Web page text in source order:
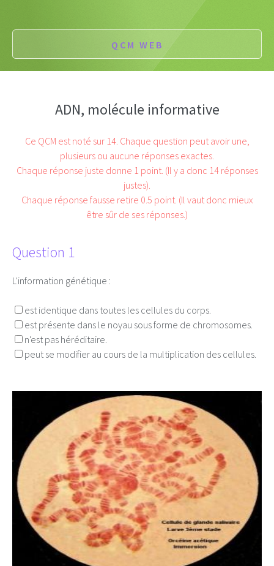
QCM WEB
ADN, molécule informative
Ce QCM est noté sur 14. Chaque question peut avoir une,
plusieurs ou aucune réponses exactes.
Chaque réponse juste donne 1 point. (Il y a donc 14 réponses
justes).
Chaque réponse fausse retire 0.5 point. (Il vaut donc mieux
être sûr de ses réponses.)
Question 1
L'information génétique :
est identique dans toutes les cellules du corps.
est présente dans le noyau sous forme de chromosomes.
n'est pas héréditaire.
peut se modifier au cours de la multiplication des cellules.